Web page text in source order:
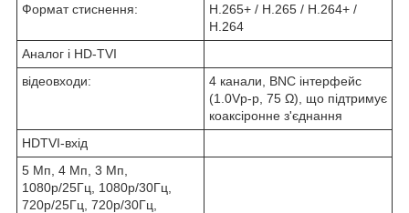
Формат стиснення:
H.265+ / H.265 / H.264+ /
H.264
Аналог і HD-TVI
відеовходи:
4 канали, BNC інтерфейс
(1.0Vp-p, 75 Ω), що підтримує
коаксіронне з'єднання
HDTVI-вхід
5 Мп, 4 Мп, 3 Мп,
1080p/25Гц, 1080p/30Гц,
720p/25Гц, 720p/30Гц,